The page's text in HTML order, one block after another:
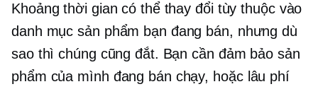
Khoảng thời gian có thể thay đổi tùy thuộc vào
danh mục sản phẩm bạn đang bán, nhưng dù
sao thì chúng cũng đắt. Bạn cần đảm bảo sản
phẩm của mình đang bán chạy, hoặc lâu phí